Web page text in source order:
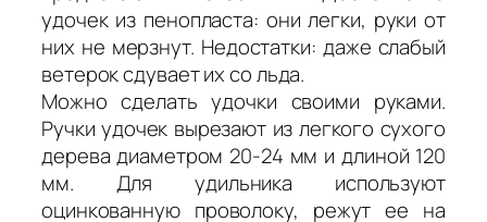
удочек из пенопласта: они легки, руки от
них не мерзнут. Недостатки: даже слабый
ветерок сдувает их со льда.
Можно сделать удочки своими руками.
Ручки удочек вырезают из легкого сухого
дерева диаметром 20-24 мм и длиной 120
мм. Для удильника используют
оцинкованную проволоку, режут ее на